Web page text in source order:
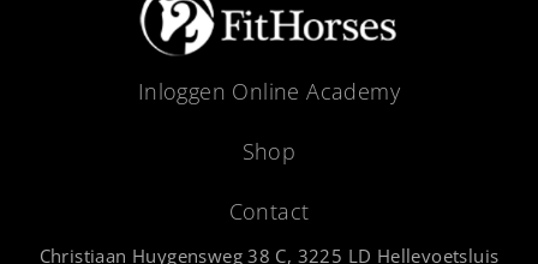
Inloggen Online Academy
Shop
Contact
Christiaan Huygensweg 38 C, 3225 LD Hellevoetsluis